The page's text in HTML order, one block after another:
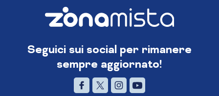
Seguici sui social per rimanere
sempre aggiornato!